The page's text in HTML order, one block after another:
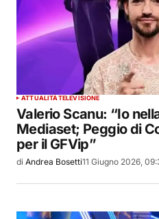
ATTUALITÀTELEVISIONE
Valerio Scanu: “Io
Mediaset; Peggio di
per il GFVip”
di Andrea Bosetti11 Giugno 2026,